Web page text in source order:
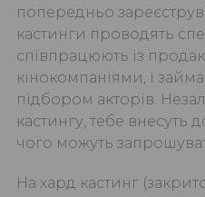
попередньо
кастинги проводять
співпрацюють із
кінокомпаніями, і
підбором акторів.
кастингу, тебе внесуть
чого можуть
На хард кастинг